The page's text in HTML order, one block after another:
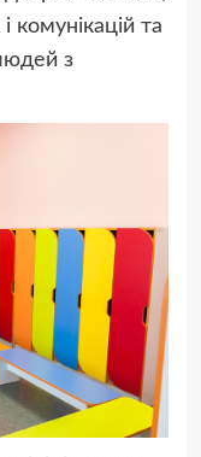
комунікацій та
з